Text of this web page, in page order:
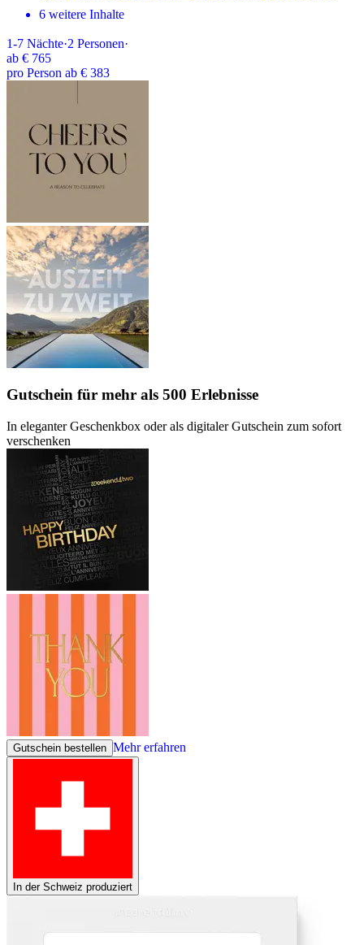
6 weitere Inhalte
1-7 Nächte·2 Personen·
ab € 765
pro Person ab € 383
Gutschein für mehr als 500 Erlebnisse
In eleganter Geschenkbox oder als digitaler Gutschein zum sofort
verschenken
Gutschein bestellen Mehr erfahren
In der Schweiz produziert